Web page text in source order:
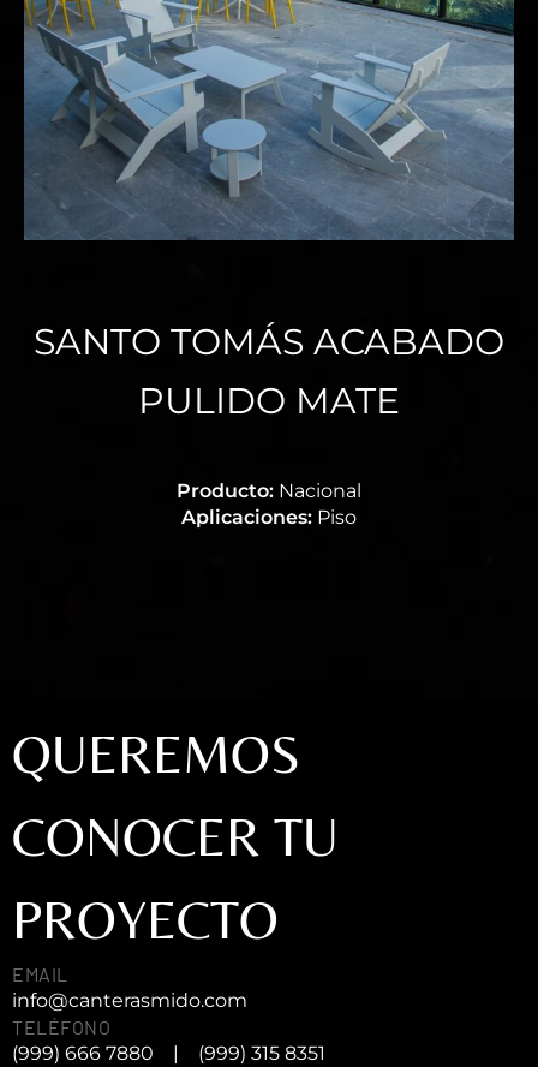
SANTO TOMÁS ACABADO
PULIDO MATE
Producto: Nacional
Aplicaciones: Piso
QUEREMOS
CONOCER TU
PROYECTO
EMAIL
info@canterasmido.com
TELÉFONO
(999) 666 7880
|
(999) 315 8351